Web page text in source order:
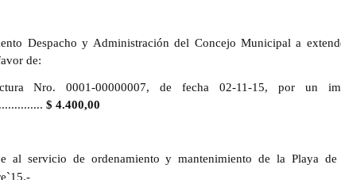
Despacho y Administración del Concejo Municipal a
de:
Nro. 0001-00000007, de fecha 02-11-15, por un
$ 4.400,00
al servicio de ordenamiento y mantenimiento de la Playa de